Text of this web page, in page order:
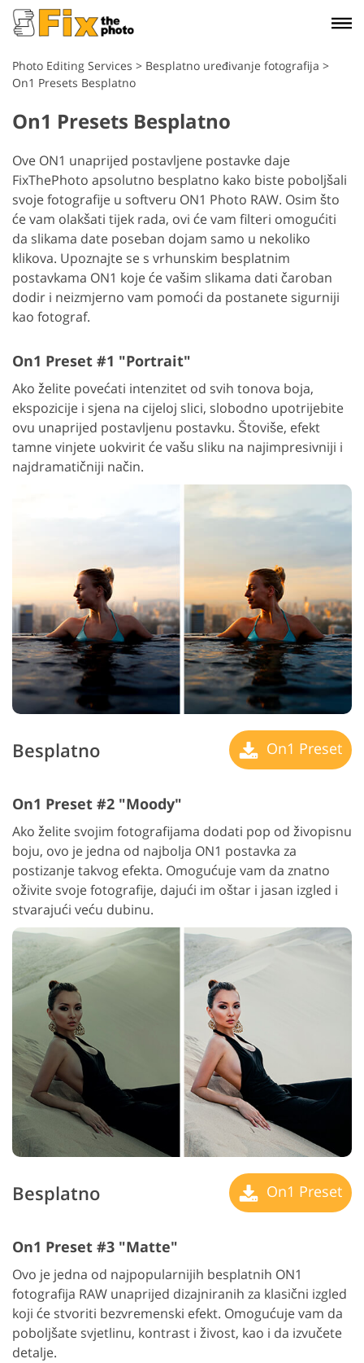
Photo Editing Services > Besplatno uređivanje fotografija >
On1 Presets Besplatno
On1 Presets Besplatno
Ove ON1 unaprijed postavljene postavke daje
FixThePhoto apsolutno besplatno kako biste poboljšali
svoje fotografije u softveru ON1 Photo RAW. Osim što
će vam olakšati tijek rada, ovi će vam filteri omogućiti
da slikama date poseban dojam samo u nekoliko
klikova. Upoznajte se s vrhunskim besplatnim
postavkama ON1 koje će vašim slikama dati čaroban
dodir i neizmjerno vam pomoći da postanete sigurniji
kao fotograf.
On1 Preset #1 "Portrait"
Ako želite povećati intenzitet od svih tonova boja,
ekspozicije i sjena na cijeloj slici, slobodno upotrijebite
ovu unaprijed postavljenu postavku. Štoviše, efekt
tamne vinjete uokvirit će vašu sliku na najimpresivniji i
najdramatičniji način.
Besplatno On1 Preset
On1 Preset #2 "Moody"
Ako želite svojim fotografijama dodati pop od živopisnu
boju, ovo je jedna od najbolja ON1 postavka za
postizanje takvog efekta. Omogućuje vam da znatno
oživite svoje fotografije, dajući im oštar i jasan izgled i
stvarajući veću dubinu.
Besplatno On1 Preset
On1 Preset #3 "Matte"
Ovo je jedna od najpopularnijih besplatnih ON1
fotografija RAW unaprijed dizajniranih za klasični izgled
koji će stvoriti bezvremenski efekt. Omogućuje vam da
poboljšate svjetlinu, kontrast i živost, kao i da izvučete
detalje.